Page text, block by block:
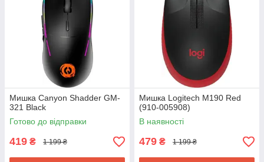
Мишка Canyon Shadder GM-
321 Black
Готово до відправки
419 ₴ 1 199 ₴
Мишка Logitech M190 Red
(910-005908)
В наявності
479 ₴ 1 199 ₴